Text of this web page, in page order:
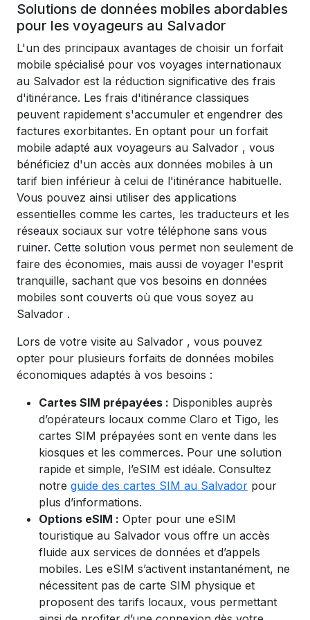
Solutions de données mobiles abordables
pour les voyageurs au Salvador
L'un des principaux avantages de choisir un forfait
mobile spécialisé pour vos voyages internationaux
au Salvador est la réduction significative des frais
d'itinérance. Les frais d'itinérance classiques
peuvent rapidement s'accumuler et engendrer des
factures exorbitantes. En optant pour un forfait
mobile adapté aux voyageurs au Salvador , vous
bénéficiez d'un accès aux données mobiles à un
tarif bien inférieur à celui de l'itinérance habituelle.
Vous pouvez ainsi utiliser des applications
essentielles comme les cartes, les traducteurs et les
réseaux sociaux sur votre téléphone sans vous
ruiner. Cette solution vous permet non seulement de
faire des économies, mais aussi de voyager l'esprit
tranquille, sachant que vos besoins en données
mobiles sont couverts où que vous soyez au
Salvador .
Lors de votre visite au Salvador , vous pouvez
opter pour plusieurs forfaits de données mobiles
économiques adaptés à vos besoins :
Cartes SIM prépayées : Disponibles auprès
d’opérateurs locaux comme Claro et Tigo, les
cartes SIM prépayées sont en vente dans les
kiosques et les commerces. Pour une solution
rapide et simple, l’eSIM est idéale. Consultez
notre guide des cartes SIM au Salvador pour
plus d’informations.
Options eSIM : Opter pour une eSIM
touristique au Salvador vous offre un accès
fluide aux services de données et d’appels
mobiles. Les eSIM s’activent instantanément, ne
nécessitent pas de carte SIM physique et
proposent des tarifs locaux, vous permettant